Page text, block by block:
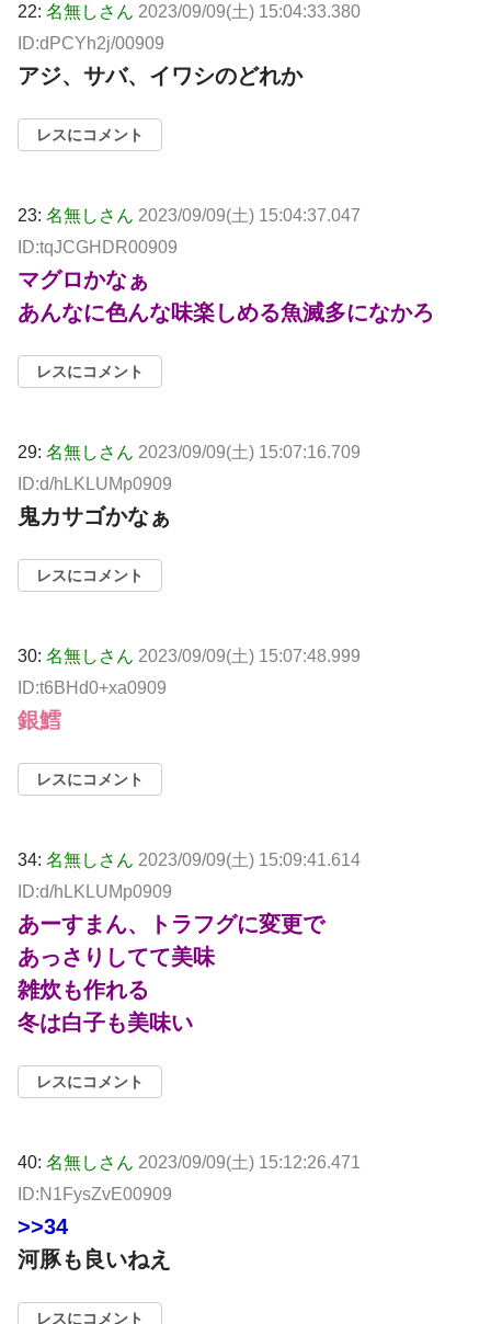
22: 名無しさん 2023/09/09(土) 15:04:33.380
ID:dPCYh2j/00909
アジ、サバ、イワシのどれか
レスにコメント
23: 名無しさん 2023/09/09(土) 15:04:37.047
ID:tqJCGHDR00909
マグロかなぁ
あんなに色んな味楽しめる魚滅多になかろ
レスにコメント
29: 名無しさん 2023/09/09(土) 15:07:16.709
ID:d/hLKLUMp0909
鬼カサゴかなぁ
レスにコメント
30: 名無しさん 2023/09/09(土) 15:07:48.999
ID:t6BHd0+xa0909
銀鱈
レスにコメント
34: 名無しさん 2023/09/09(土) 15:09:41.614
ID:d/hLKLUMp0909
あーすまん、トラフグに変更で
あっさりしてて美味
雑炊も作れる
冬は白子も美味い
レスにコメント
40: 名無しさん 2023/09/09(土) 15:12:26.471
ID:N1FysZvE00909
>>34
河豚も良いねえ
レスにコメント